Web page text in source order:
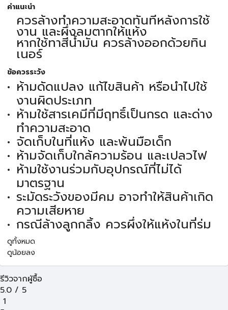
คำแนะนำ
ควรล้างทำความสะอาดทันทีหลังการใช้
งาน และผึ่งลมตากให้แห้ง
หากใช้ทาสีน้ำมัน ควรล้างออกด้วยทิน
เนอร์
ข้อควรระวัง
ห้ามดัดแปลง แก้ไขสินค้า หรือนำไปใช้
งานผิดประเภท
ห้ามใช้สารเคมีที่มีฤทธิ์เป็นกรด และด่าง
ทำความสะอาด
จัดเก็บในที่แห้ง และพ้นมือเด็ก
ห้ามจัดเก็บใกล้ความร้อน และเปลวไฟ
ห้ามใช้งานร่วมกับอุปกรณ์ที่ไม่ได้
มาตรฐาน
ระมัดระวังของมีคม อาจทำให้สินค้าเกิด
ความเสียหาย
กรณีล้างลูกกลิ้ง ควรผึ่งให้แห้งในที่ร่ม
ดูทั้งหมด
ดูน้อยลง
รีวิวจากผู้ซื้อ
5.0 / 5
1